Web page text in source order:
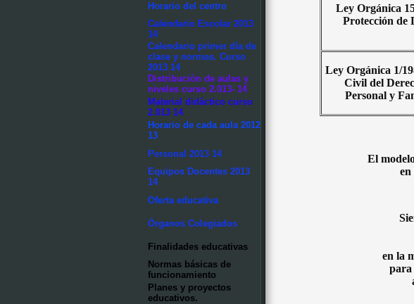
Horario del centro
Calendario Escolar 2013
14
Calendario primer día de
clase y normas. Curso
2013 14
Distribución de aulas y
niveles curso 2.013- 14
Material didáctico curso
2.013 14
Horario de cada aula 2012
13
Personal 2013 14
Equipos Docentes 2013
14
Oferta educativa
Órganos Colegiados
Finalidades educativas
Normas básicas de
funcionamiento
Planes y proyectos
educativos.
Ley Orgánica
Protección de
Ley Orgánica 1/
Civil del
Personal y
El
en
en la
para